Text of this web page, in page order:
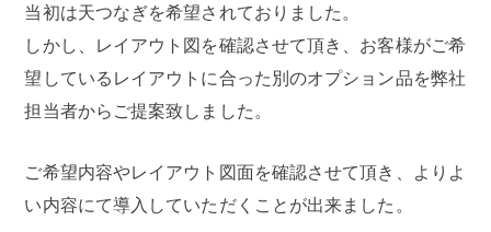
当初は天つなぎを希望されておりました。
しかし、レイアウト図を確認させて頂き、お客様がご希
望しているレイアウトに合った別のオプション品を弊社
担当者からご提案致しました。
ご希望内容やレイアウト図面を確認させて頂き、よりよ
い内容にて導入していただくことが出来ました。